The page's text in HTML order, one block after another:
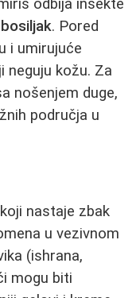
odbija insekte
. Pored
i umirujuće
neguju kožu. Za
nošenjem duge,
područja u
nastaje zbak
u vezivnom
(ishrana,
mogu biti